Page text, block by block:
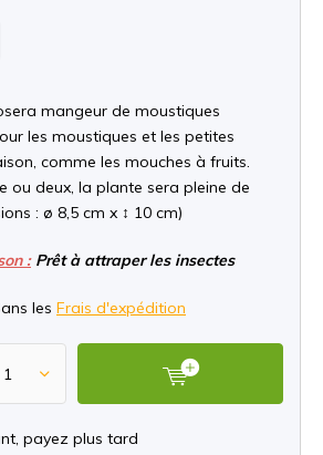
mangeur de moustiques
les moustiques et les petites
comme les mouches à fruits.
ou deux, la plante sera pleine de
: ø 8,5 cm x ↕ 10 cm)
:Prêt à attraper les insectes
les Frais d'expédition
payez plus tard